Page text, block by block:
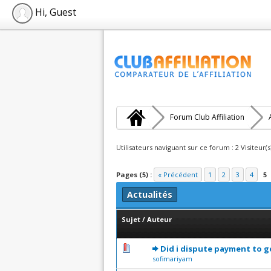
Hi, Guest
Forum Club Affiliation
Utilisateurs naviguant sur ce forum : 2
Pages (5) : « Précédent 1 2 3 4 5
Actualités
Sujet / Auteur
Did i dispute payment to
sofimariyam
0 Votes - 0 sur 5 en moyenne
12345